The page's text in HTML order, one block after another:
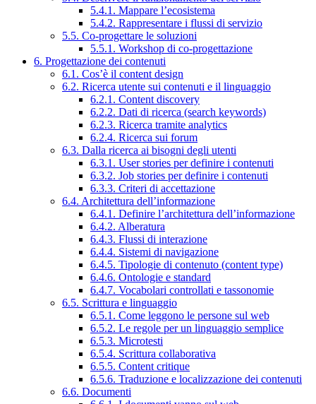
5.4.1. Mappare l’ecosistema
5.4.2. Rappresentare i flussi di servizio
5.5. Co-progettare le soluzioni
5.5.1. Workshop di co-progettazione
6. Progettazione dei contenuti
6.1. Cos’è il content design
6.2. Ricerca utente sui contenuti e il linguaggio
6.2.1. Content discovery
6.2.2. Dati di ricerca (search keywords)
6.2.3. Ricerca tramite analytics
6.2.4. Ricerca sui forum
6.3. Dalla ricerca ai bisogni degli utenti
6.3.1. User stories per definire i contenuti
6.3.2. Job stories per definire i contenuti
6.3.3. Criteri di accettazione
6.4. Architettura dell’informazione
6.4.1. Definire l’architettura dell’informazione
6.4.2. Alberatura
6.4.3. Flussi di interazione
6.4.4. Sistemi di navigazione
6.4.5. Tipologie di contenuto (content type)
6.4.6. Ontologie e standard
6.4.7. Vocabolari controllati e tassonomie
6.5. Scrittura e linguaggio
6.5.1. Come leggono le persone sul web
6.5.2. Le regole per un linguaggio semplice
6.5.3. Microtesti
6.5.4. Scrittura collaborativa
6.5.5. Content critique
6.5.6. Traduzione e localizzazione dei contenuti
6.6. Documenti